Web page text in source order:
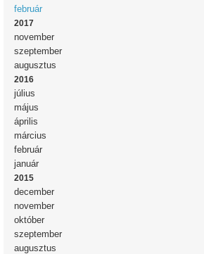
február
2017
november
szeptember
augusztus
2016
július
május
április
március
február
január
2015
december
november
október
szeptember
augusztus